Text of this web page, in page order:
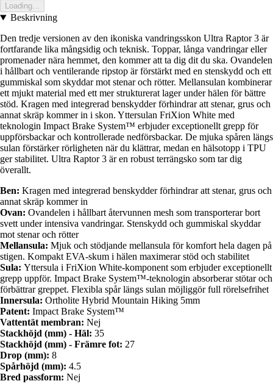
Loading...
Beskrivning
Den tredje versionen av den ikoniska vandringsskon Ultra Raptor 3 är
fortfarande lika mångsidig och teknisk. Toppar, långa vandringar eller
promenader nära hemmet, den kommer att ta dig dit du ska. Ovandelen
i hållbart och ventilerande ripstop är förstärkt med en stenskydd och ett
gummiskal som skyddar mot stenar och rötter. Mellansulan kombinerar
ett mjukt material med ett mer strukturerat lager under hälen för bättre
stöd. Kragen med integrerad benskydder förhindrar att stenar, grus och
annat skräp kommer in i skon. Yttersulan FriXion White med
teknologin Impact Brake System™ erbjuder exceptionellt grepp för
uppförsbackar och kontrollerade nedförsbackar. De mjuka spåren längs
sulan förstärker rörligheten när du klättrar, medan en hälsotopp i TPU
ger stabilitet. Ultra Raptor 3 är en robust terrängsko som tar dig
överallt.
Ben: Kragen med integrerad benskydder förhindrar att stenar, grus och
annat skräp kommer in
Ovan: Ovandelen i hållbart återvunnen mesh som transporterar bort
svett under intensiva vandringar. Stenskydd och gummiskal skyddar
mot stenar och rötter
Mellansula: Mjuk och stödjande mellansula för komfort hela dagen på
stigen. Kompakt EVA-skum i hälen maximerar stöd och stabilitet
Sula: Yttersula i FriXion White-komponent som erbjuder exceptionellt
grepp uppför. Impact Brake System™-teknologin absorberar stötar och
förbättrar greppet. Flexibla spår längs sulan möjliggör full rörelsefrihet
Innersula: Ortholite Hybrid Mountain Hiking 5mm
Patent: Impact Brake System™
Vattentät membran: Nej
Stackhöjd (mm) - Häl: 35
Stackhöjd (mm) - Främre fot: 27
Drop (mm): 8
Spårhöjd (mm): 4.5
Bred passform: Nej